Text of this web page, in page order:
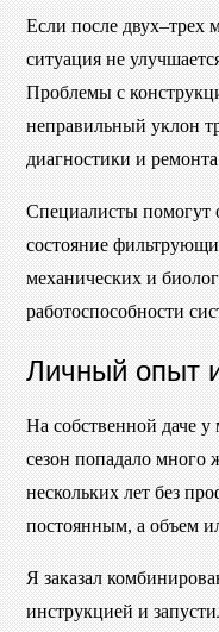
Если после двух–трех
ситуация не
Проблемы с
неправильный уклон
диагностики и
Специалисты помогут
состояние
механических и
работоспособности
Личный опыт
На собственной даче
сезон попадало
нескольких лет без
постоянным, а объем
Я заказал
инструкцией и